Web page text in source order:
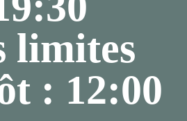
limites
: 12:00